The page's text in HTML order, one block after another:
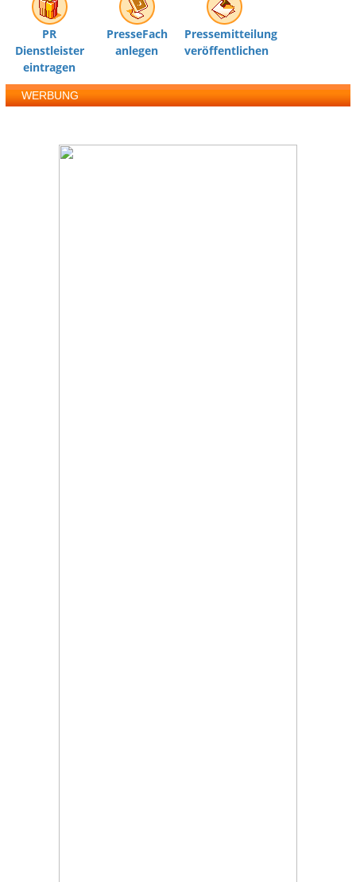
PR
Dienstleister
eintragen
PresseFach
anlegen
Pressemitteilung
veröffentlichen
WERBUNG